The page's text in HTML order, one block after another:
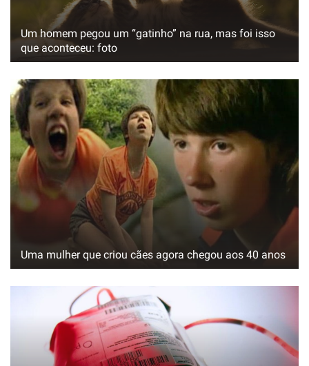
Um homem pegou um “gatinho” na rua, mas foi isso
que aconteceu: foto
Uma mulher que criou cães agora chegou aos 40 anos